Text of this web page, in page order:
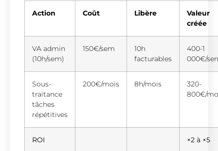
Action Coût Libère
Valeur
créée
VA admin
(10h/sem)
150€/sem
10h
facturables
400-1
000€/
Sous-
traitance
tâches
répétitives
200€/mois 8h/mois
320-
800€/
ROI ×2 à ×5